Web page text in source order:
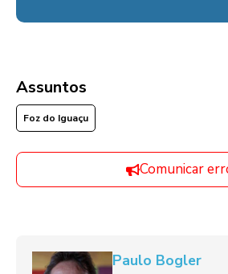
Assuntos
Foz do Iguaçu
Comunicar
Paulo Bogler